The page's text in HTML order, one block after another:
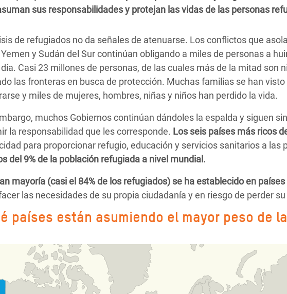
in a
Crisis Climática y Alimentaria
Crisis de Personas Refugiadas
en Sudán del Sur
Crisis de Refugiados Rohinyá
en Bangladesh
Crisis en Siria
Crisis en Yemen
las violencias contra
sus responsabilidades y protejan las vidas de las personas
de refugiados no da señales de atenuarse. Los conflictos que
y Sudán del Sur continúan obligando a miles de personas a
Casi 23 millones de personas, de las cuales más de la mitad son
las fronteras en busca de protección. Muchas familias se han visto
y miles de mujeres, hombres, niñas y niños han perdido la vida.
muchos Gobiernos continúan dándoles la espalda y siguen
la responsabilidad que les corresponde. Los seis países más ricos
para proporcionar refugio, educación y servicios sanitarios a las
del 9% de la población refugiada a nivel mundial.
mayoría (casi el 84% de los refugiados) se ha establecido en
las necesidades de su propia ciudadanía y en riesgo de perder
países están asumiendo el mayor peso de